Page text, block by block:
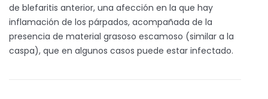
de blefaritis anterior, una afección en la que hay
inflamación de los párpados, acompañada de la
presencia de material grasoso escamoso (similar a la
caspa), que en algunos casos puede estar infectado.